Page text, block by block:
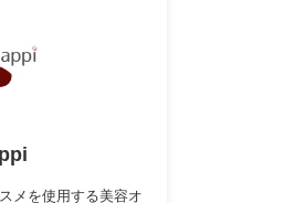
メを使用する美容オ